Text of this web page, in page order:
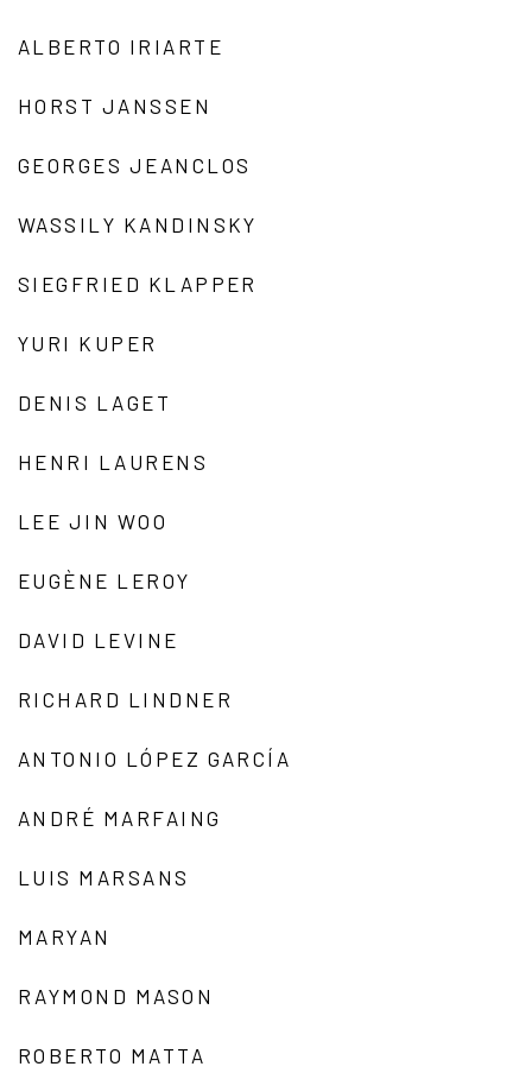
ALBERTO IRIARTE
HORST JANSSEN
GEORGES JEANCLOS
WASSILY KANDINSKY
SIEGFRIED KLAPPER
YURI KUPER
DENIS LAGET
HENRI LAURENS
LEE JIN WOO
EUGÈNE LEROY
DAVID LEVINE
RICHARD LINDNER
ANTONIO LÓPEZ GARCÍA
ANDRÉ MARFAING
LUIS MARSANS
MARYAN
RAYMOND MASON
ROBERTO MATTA